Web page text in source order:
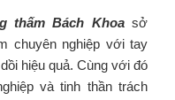
thấm Bách Khoasở
chuyên nghiệp với tay
hiệu quả. Cùng với đó
và tinh thần trách